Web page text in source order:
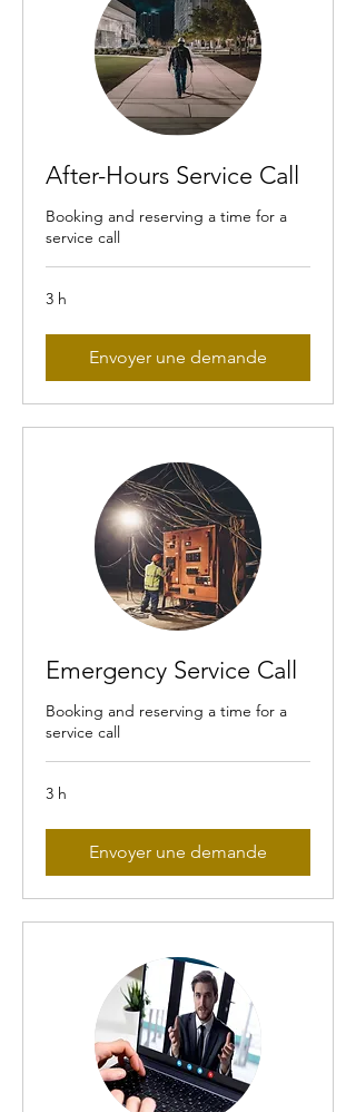
After-Hours Service Call
Booking and reserving a time for a
service call
3 h
Envoyer une demande
Emergency Service Call
Booking and reserving a time for a
service call
3 h
Envoyer une demande